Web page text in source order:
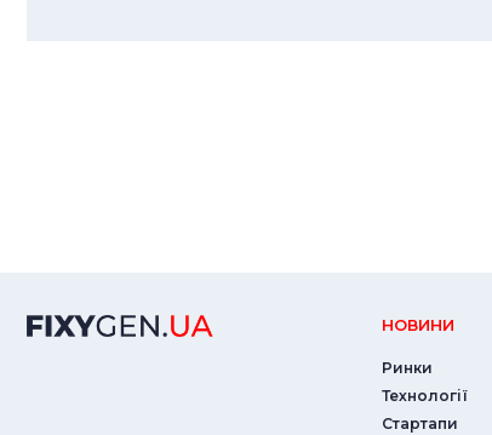
НОВИНИ
Ринки
Технології
Стартапи